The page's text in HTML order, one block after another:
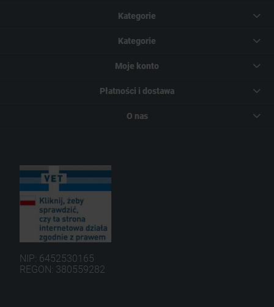
Kategorie
Kategorie
Moje konto
Płatności i dostawa
O nas
NIP: 6452530165
REGON: 380559282